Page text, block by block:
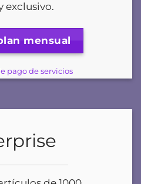
exclusivo.
mensual
pago de servicios